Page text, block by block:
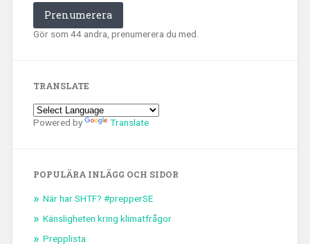
Prenumerera
Gör som 44 andra, prenumerera du med.
TRANSLATE
Powered by Translate
POPULÄRA INLÄGG OCH SIDOR
När har SHTF? #prepperSE
Känsligheten kring klimatfrågor
Prepplista